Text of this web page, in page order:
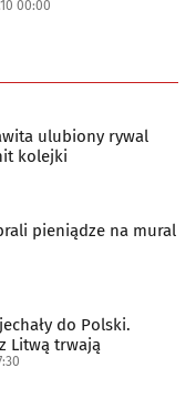
00:00
ulubiony rywal
kolejki
pieniądze na mural
do Polski.
Litwą trwają